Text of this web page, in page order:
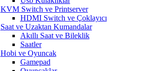
KVM Switch ve Printserver
HDMI Switch ve Çoklayıcı
Saat ve Uzaktan Kumandalar
Akıllı Saat ve Bileklik
Saatler
Hobi ve Oyuncak
Gamepad